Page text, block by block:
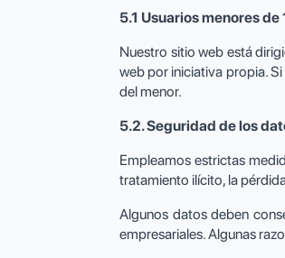
5.1 Usuarios menores de
Nuestro sitio web está
web por iniciativa propia.
del menor.
5.2. Seguridad de los
Empleamos estrictas
tratamiento ilícito, la
Algunos datos deben
empresariales. Algunas